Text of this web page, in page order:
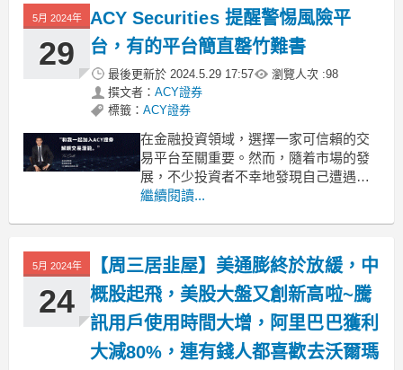
益。然而，隨着市場的發展，一些海外
金融機構通過各種手段吸引投資者，甚
至採用不正當手段，這給投資者帶來了
巨大的
5月 2024年
29
ACY Securities 提醒警惕風險平
台，有的平台簡直罄竹難書
最後更新於 2024.5.29 17:57 瀏覽人次 :98
撰文者： ACY證券
標籤： ACY證券
在金融投資領域，選擇一家可信賴的交
易平台至關重要。然而，隨着市場的發
展，不少投資者不幸地發現自己遭遇了
一些不良交易平台，這些平台讓投資者
Securities ） 作為一家具備專業實力與
豐富經驗的金融機構，深知投資者面臨
的風險
繼續閱讀...
5月 2024年
24
【周三居韭屋】美通膨終於放緩，中
概股起飛，美股大盤又創新高啦~騰
訊用戶使用時間大增，阿里巴巴獲利
大減80%，連有錢人都喜歡去沃爾瑪